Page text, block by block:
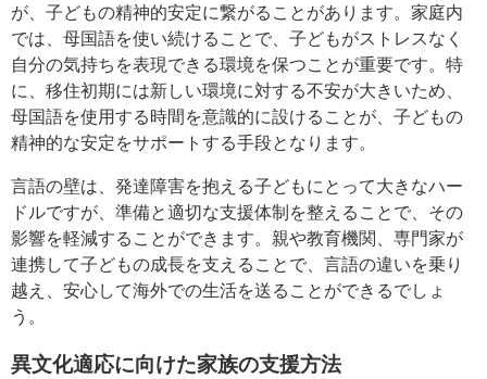
が、子どもの精神的安定に繋がることがあります。家庭内
では、母国語を使い続けることで、子どもがストレスなく
自分の気持ちを表現できる環境を保つことが重要です。特
に、移住初期には新しい環境に対する不安が大きいため、
母国語を使用する時間を意識的に設けることが、子どもの
精神的な安定をサポートする手段となります。
言語の壁は、発達障害を抱える子どもにとって大きなハー
ドルですが、準備と適切な支援体制を整えることで、その
影響を軽減することができます。親や教育機関、専門家が
連携して子どもの成長を支えることで、言語の違いを乗り
越え、安心して海外での生活を送ることができるでしょ
う。
異文化適応に向けた家族の支援方法